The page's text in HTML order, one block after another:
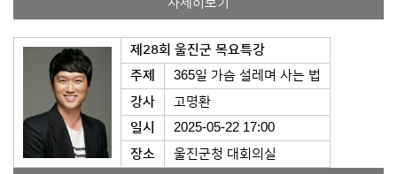
자세히보기
제28회 울진군 목요특강
주제
365일 가슴 설레며 사는 법
강사
고명환
일시
2025-05-22 17:00
장소
울진군청 대회의실